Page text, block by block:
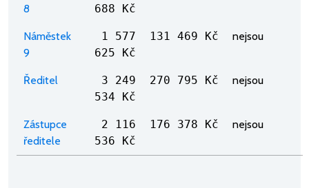
8
688 Kč
Náměstek
9
1 577
625 Kč
131 469 Kč nejsou
Ředitel
3 249
534 Kč
270 795 Kč nejsou
Zástupce
ředitele
2 116
536 Kč
176 378 Kč nejsou